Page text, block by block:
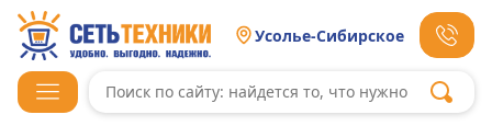
Усолье-Сибирское